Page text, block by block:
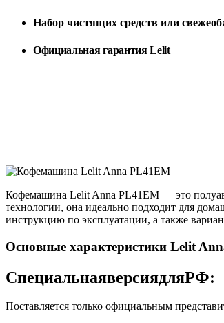
Набор чистящих средств или с
Официальная гарантия Lelit
Кофемашина Lelit Anna PL41EM — это
технологии, она идеально подходит для
инструкцию по эксплуатации, а также
Основные характеристики Lelit
СпециальнаяверсиядляРФ:
Поставляется только официальным